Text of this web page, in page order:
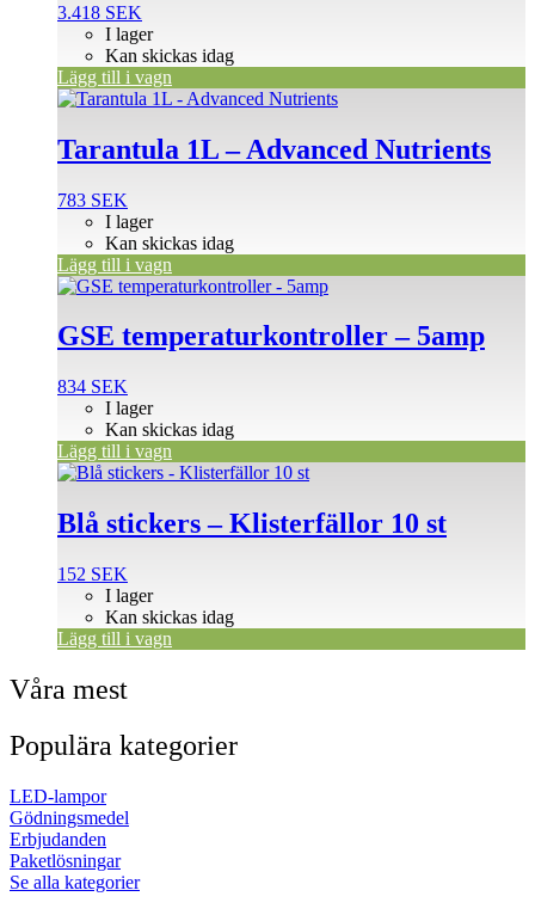
3.418 SEK
I lager
Kan skickas idag
Lägg till i vagn
Tarantula 1L – Advanced Nutrients
783 SEK
I lager
Kan skickas idag
Lägg till i vagn
GSE temperaturkontroller – 5amp
834 SEK
I lager
Kan skickas idag
Lägg till i vagn
Blå stickers – Klisterfällor 10 st
152 SEK
I lager
Kan skickas idag
Lägg till i vagn
Våra mest
Populära kategorier
LED-lampor
Gödningsmedel
Erbjudanden
Paketlösningar
Se alla kategorier